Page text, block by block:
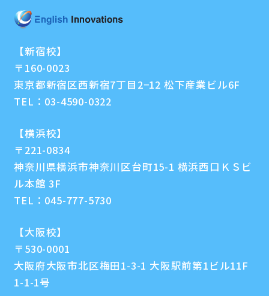
【新宿校】
〒160-0023
東京都新宿区西新宿7丁目2−12 松下産業ビル6F
TEL： 03-4590-0322
【横浜校】
〒221-0834
神奈川県横浜市神奈川区台町15-1 横浜西口ＫＳビ
ル本館 3F
TEL： 045-777-5730
【大阪校】
〒530-0001
大阪府大阪市北区梅田1-3-1 大阪駅前第1ビル11F
1-1-1号